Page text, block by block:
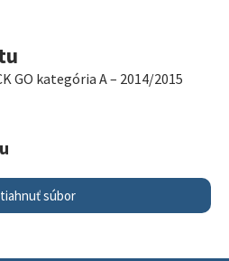
GO kategória A – 2014/2015
súbor